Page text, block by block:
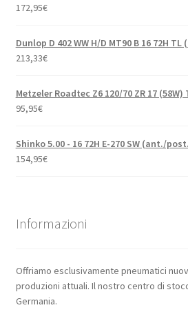
172,95€
Dunlop D 402 WW H/D MT90 B 16 72H
213,33€
Metzeler Roadtec Z6 120/70 ZR 17
95,95€
Shinko 5.00 - 16 72H E-270 SW (ant./
154,95€
Informazioni
Offriamo esclusivamente pneumatici
produzioni attuali. Il nostro centro di
Germania.